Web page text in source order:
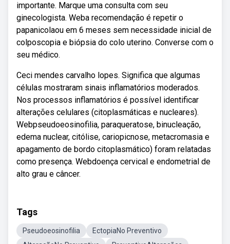
importante. Marque uma consulta com seu
ginecologista. Weba recomendação é repetir o
papanicolaou em 6 meses sem necessidade inicial de
colposcopia e biópsia do colo uterino. Converse com o
seu médico.
Ceci mendes carvalho lopes. Significa que algumas
células mostraram sinais inflamatórios moderados.
Nos processos inflamatórios é possível identificar
alterações celulares (citoplasmáticas e nucleares).
Webpseudoeosinofilia, paraqueratose, binucleação,
edema nuclear, citólise, cariopicnose, metacromasia e
apagamento de bordo citoplasmático) foram relatadas
como presença. Webdoença cervical e endometrial de
alto grau e câncer.
Tags
Pseudoeosinofilia
EctopiaNo Preventivo